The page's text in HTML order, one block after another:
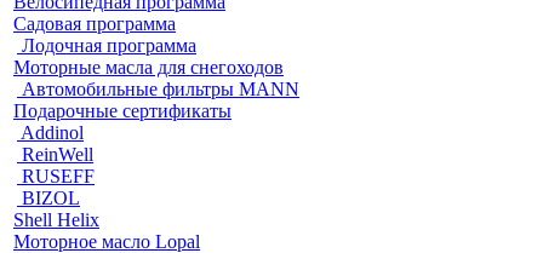
Садовая программа
Лодочная программа
Моторные масла для снегоходов
Автомобильные фильтры MANN
Подарочные сертификаты
Addinol
ReinWell
RUSEFF
BIZOL
Shell Helix
Моторное масло Lopal